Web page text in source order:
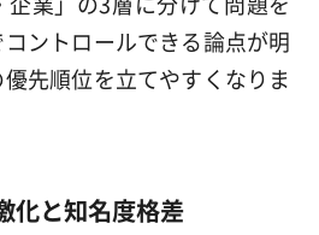
ントロールできる論点が明
先順位を立てやすくなりま
化と知名度格差